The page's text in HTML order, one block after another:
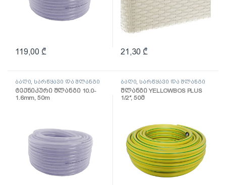
119,00 ₾ 21,30 ₾
ბაღი სარწყავი და შლანგი
ტექნიკური შლანგი 10.0-
1.6mm, 50m
ბაღი სარწყავი და შლანგი
შლანგი YELLOWBOS PLUS
1/2″, 50მ